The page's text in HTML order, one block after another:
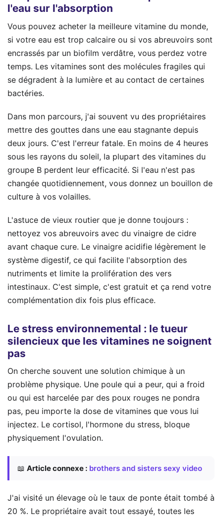
l'eau sur l'absorption
Vous pouvez acheter la meilleure vitamine du monde,
si votre eau est trop calcaire ou si vos abreuvoirs sont
encrassés par un biofilm verdâtre, vous perdez votre
temps. Les vitamines sont des molécules fragiles qui
se dégradent à la lumière et au contact de certaines
bactéries.
Dans mon parcours, j'ai souvent vu des propriétaires
mettre des gouttes dans une eau stagnante depuis
deux jours. C'est l'erreur fatale. En moins de 4 heures
sous les rayons du soleil, la plupart des vitamines du
groupe B perdent leur efficacité. Si l'eau n'est pas
changée quotidiennement, vous donnez un bouillon de
culture à vos volailles.
L'astuce de vieux routier que je donne toujours :
nettoyez vos abreuvoirs avec du vinaigre de cidre
avant chaque cure. Le vinaigre acidifie légèrement le
système digestif, ce qui facilite l'absorption des
nutriments et limite la prolifération des vers
intestinaux. C'est simple, c'est gratuit et ça rend votre
complémentation dix fois plus efficace.
Le stress environnemental : le tueur
silencieux que les vitamines ne soignent
pas
On cherche souvent une solution chimique à un
problème physique. Une poule qui a peur, qui a froid
ou qui est harcelée par des poux rouges ne pondra
pas, peu importe la dose de vitamines que vous lui
injectez. Le cortisol, l'hormone du stress, bloque
physiquement l'ovulation.
📖 Article connexe : brothers and sisters sexy video
J'ai visité un élevage où le taux de ponte était tombé à
20 %. Le propriétaire avait tout essayé, toutes les